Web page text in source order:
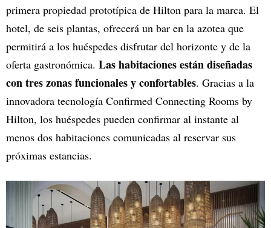
primera propiedad prototípica de Hilton para la marca. El
hotel, de seis plantas, ofrecerá un bar en la azotea que
permitirá a los huéspedes disfrutar del horizonte y de la
oferta gastronómica. Las habitaciones están diseñadas
con tres zonas funcionales y confortables. Gracias a la
innovadora tecnología Confirmed Connecting Rooms by
Hilton, los huéspedes pueden confirmar al instante al
menos dos habitaciones comunicadas al reservar sus
próximas estancias.